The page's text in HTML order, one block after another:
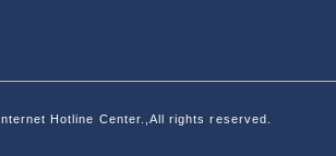
Hotline Center.,All rights reserved.